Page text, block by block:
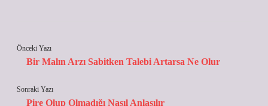
Önceki Yazı
Bir Malın Arzı Sabitken Talebi Artarsa Ne Olur
Sonraki Yazı
Pire Olup Olmadığı Nasıl Anlaşılır